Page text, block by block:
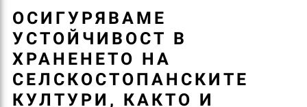
ОСИГУРЯВАМЕ
УСТОЙЧИВОСТ В
ХРАНЕНЕТО НА
СЕЛСКОСТОПАНСКИТЕ
КУЛТУРИ, КАКТО И